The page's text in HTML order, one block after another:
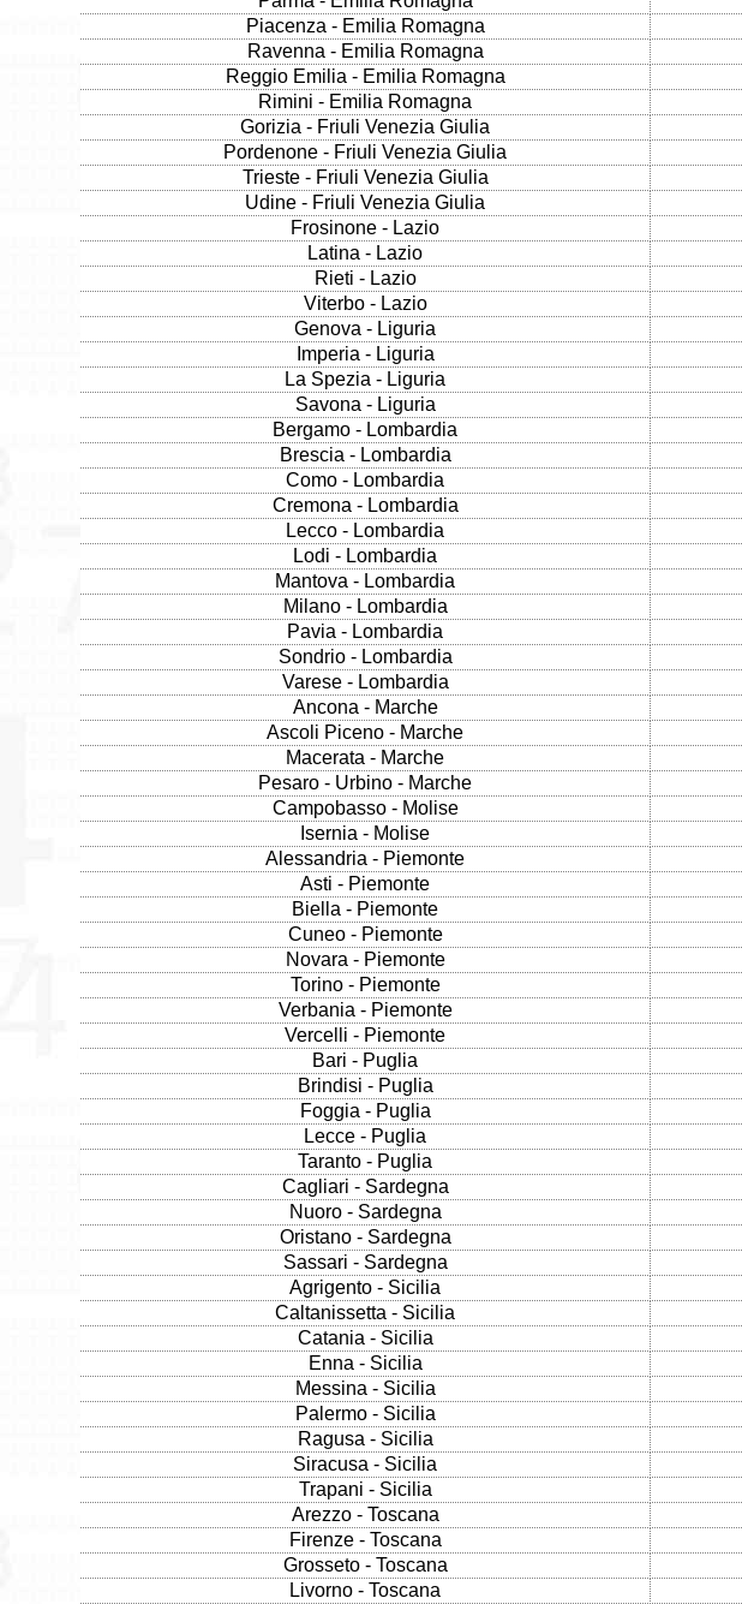
Piacenza - Emilia Romagna
Ravenna - Emilia Romagna
Reggio Emilia - Emilia Romagna
Rimini - Emilia Romagna
Gorizia - Friuli Venezia Giulia
Pordenone - Friuli Venezia Giulia
Trieste - Friuli Venezia Giulia
Udine - Friuli Venezia Giulia
Frosinone - Lazio
Latina - Lazio
Rieti - Lazio
Viterbo - Lazio
Genova - Liguria
Imperia - Liguria
La Spezia - Liguria
Savona - Liguria
Bergamo - Lombardia
Brescia - Lombardia
Como - Lombardia
Cremona - Lombardia
Lecco - Lombardia
Lodi - Lombardia
Mantova - Lombardia
Milano - Lombardia
Pavia - Lombardia
Sondrio - Lombardia
Varese - Lombardia
Ancona - Marche
Ascoli Piceno - Marche
Macerata - Marche
Pesaro - Urbino - Marche
Campobasso - Molise
Isernia - Molise
Alessandria - Piemonte
Asti - Piemonte
Biella - Piemonte
Cuneo - Piemonte
Novara - Piemonte
Torino - Piemonte
Verbania - Piemonte
Vercelli - Piemonte
Bari - Puglia
Brindisi - Puglia
Foggia - Puglia
Lecce - Puglia
Taranto - Puglia
Cagliari - Sardegna
Nuoro - Sardegna
Oristano - Sardegna
Sassari - Sardegna
Agrigento - Sicilia
Caltanissetta - Sicilia
Catania - Sicilia
Enna - Sicilia
Messina - Sicilia
Palermo - Sicilia
Ragusa - Sicilia
Siracusa - Sicilia
Trapani - Sicilia
Arezzo - Toscana
Firenze - Toscana
Grosseto - Toscana
Livorno - Toscana